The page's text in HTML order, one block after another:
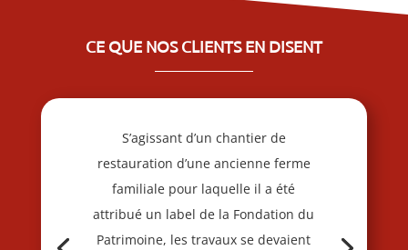
CE QUE NOS CLIENTS EN DISENT
S’agissant d’un chantier de
restauration d’une ancienne ferme
familiale pour laquelle il a été
attribué un label de la Fondation du
Patrimoine, les travaux se devaient